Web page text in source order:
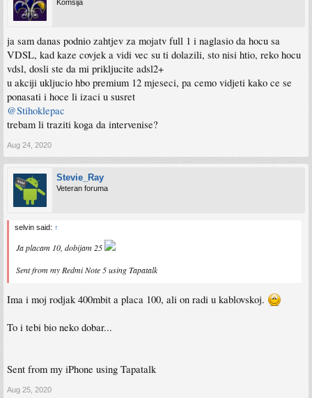
Komšija
ja sam danas podnio zahtjev za mojatv full 1 i naglasio da hocu sa
VDSL, kad kaze covjek a vidi vec su ti dolazili, sto nisi htio, reko hocu
vdsl, dosli ste da mi prikljucite adsl2+
u akciji ukljucio hbo premium 12 mjeseci, pa cemo vidjeti kako ce se
ponasati i hoce li izaci u susret
@Stihoklepac
trebam li traziti koga da intervenise?
Aug 24, 2020
Stevie_Ray
Veteran foruma
selvin said: ↑
Ja placam 10, dobijam 25
Sent from my Redmi Note 5 using Tapatalk
Ima i moj rodjak 400mbit a placa 100, ali on radi u kablovskoj.
To i tebi bio neko dobar...
Sent from my iPhone using Tapatalk
Aug 25, 2020